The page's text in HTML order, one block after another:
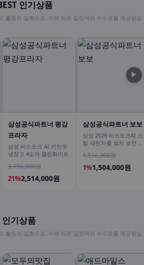
인기상품
활동의 일환으로, 이에 따른 일정액의 수수료를 제공받습
삼성공식파트너 평강
프라자
삼성 비스포크 AI 키친핏
냉장고 4도어 클린화이트
3,190,000원
21%2,514,000원
삼성공식파트너 보보
삼성 2026 비스포크AI 스
팀 새틴차콜 설치 보안 안
1,516,000원
1%1,504,000원
▶
인기상품
활동의 일환으로, 이에 따른 일정액의 수수료를 제공받습